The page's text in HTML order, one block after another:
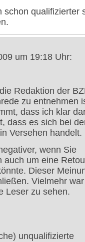
schon qualifizierter
um 19:18 Uhr:
Redaktion der
zu entnehmen
dass ich klar
dass es sich bei
Versehen handelt.
wenn Sie
auch um eine
Dieser
Vielmehr
Leser zu sehen.
unqualifizierte